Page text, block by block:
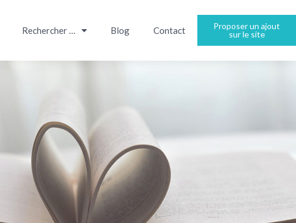
Rechercher … Blog Contact
Proposer un ajout
sur le site